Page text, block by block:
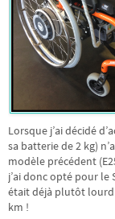
Lorsque j’ai décidé
sa batterie de 2 kg)
modèle précédent
j’ai donc opté pour le
était déjà plutôt lourd
km !